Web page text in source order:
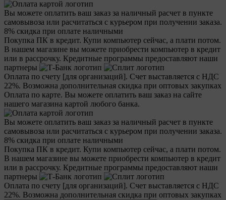
Вы можете оплатить ваш заказ за наличный расчет в пункте
самовывоза или расчитаться с курьером при получении заказа.
8% скидка при оплате наличными
Покупка ПК в кредит. Купи компьютер сейчас, а плати потом.
В нашем магазине вы можете приобрести компьютер в кредит
или в рассрочку. Кредитные программы предоставляют наши
партнеры
Оплата по счету [для организаций]. Счет выставляется с НДС
22%. Возможна дополнительная скидка при оптовых закупках
Оплата по карте. Вы можете оплатить ваш заказ на сайте
нашего магазина картой любого банка.
Вы можете оплатить ваш заказ за наличный расчет в пункте
самовывоза или расчитаться с курьером при получении заказа.
8% скидка при оплате наличными
Покупка ПК в кредит. Купи компьютер сейчас, а плати потом.
В нашем магазине вы можете приобрести компьютер в кредит
или в рассрочку. Кредитные программы предоставляют наши
партнеры
Оплата по счету [для организаций]. Счет выставляется с НДС
22%. Возможна дополнительная скидка при оптовых закупках